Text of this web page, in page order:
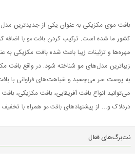
بافت موی مکزیکی به عنوان یکی از جدیدترین
کشور ما شده است. ترکیب کردن بافت مو با
مهره‌ها و تزئینات زیبا باعث شده بافت مکزیکی به
زیباترین مدل‌های مو شناخته شود. در واقع بافت
به پوست سر می‌چسبد و شباهت‌های فراوانی با بافت
می‌توانید انواع بافت آفریقایی، بافت مکزیکی،
دردلاک و... از پیشنهادهای بافت مو همراه با
نت‌برگ‌های فعال